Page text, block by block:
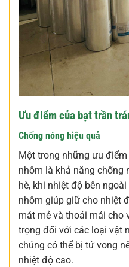
Ưu điểm của bạt trần
Chống nóng hiệu quả
Một trong những ưu
nhôm là khả năng chống
hè, khi nhiệt độ bên
nhôm giúp giữ cho nhiệt
mát mẻ và thoải mái cho
trọng đối với các loại vật
chúng có thể bị tử vong
nhiệt độ cao.